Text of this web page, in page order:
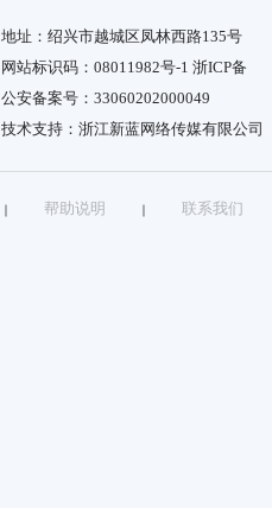
地址：绍兴市越城区凤林西路135号
网站标识码：08011982号-1 浙ICP备
公安备案号：33060202000049
技术支持：浙江新蓝网络传媒有限公司
｜ 帮助说明 ｜ 联系我们